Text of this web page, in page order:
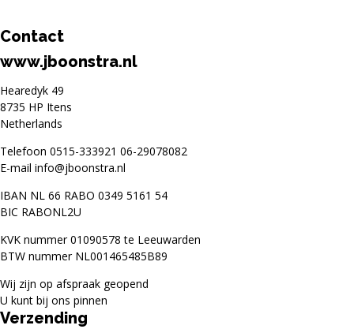
Contact
www.jboonstra.nl
Hearedyk 49
8735 HP Itens
Netherlands
Telefoon 0515-333921 06-29078082
E-mail info@jboonstra.nl
IBAN NL 66 RABO 0349 5161 54
BIC RABONL2U
KVK nummer 01090578 te Leeuwarden
BTW nummer NL001465485B89
Wij zijn op afspraak geopend
U kunt bij ons pinnen
Verzending